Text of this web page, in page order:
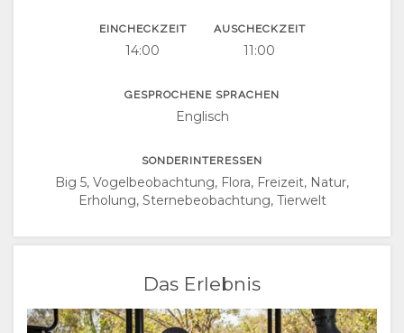
EINCHECKZEIT
14:00
AUSCHECKZEIT
11:00
GESPROCHENE SPRACHEN
Englisch
SONDERINTERESSEN
Big 5, Vogelbeobachtung, Flora, Freizeit, Natur,
Erholung, Sternebeobachtung, Tierwelt
Das Erlebnis